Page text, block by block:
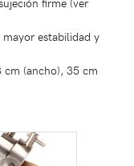
estabilidad y
cm (ancho), 35 cm